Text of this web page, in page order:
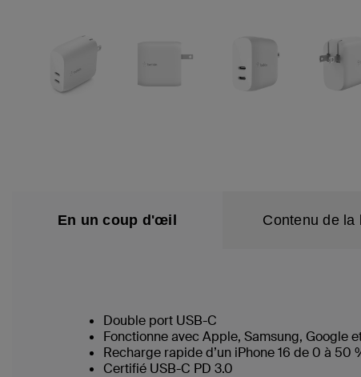
En un coup d'œil Contenu de la
Double port USB-C
Fonctionne avec Apple, Samsung, Google
Recharge rapide d’un iPhone 16 de 0 à
Certifié USB-C PD 3.0